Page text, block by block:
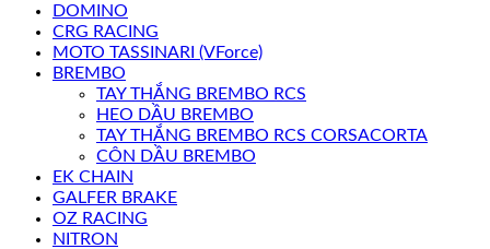
DOMINO
CRG RACING
MOTO TASSINARI (VForce)
BREMBO
TAY THẮNG BREMBO RCS
HEO DẦU BREMBO
TAY THẮNG BREMBO RCS CORSACORTA
CÔN DẦU BREMBO
EK CHAIN
GALFER BRAKE
OZ RACING
NITRON